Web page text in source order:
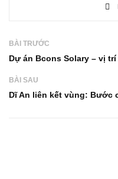
BÀI TRƯỚC
Dự án Bcons Solary – vị
BÀI SAU
Dĩ An liên kết vùng: Bước